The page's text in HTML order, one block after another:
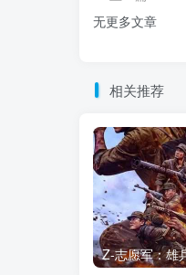
无更多文章
相关推荐
Z-志愿军：雄